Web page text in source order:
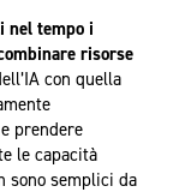
nel tempo i
risorse
con quella
prendere
le capacità
sono semplici da